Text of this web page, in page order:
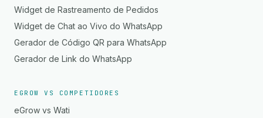
Widget de Rastreamento de Pedidos
Widget de Chat ao Vivo do WhatsApp
Gerador de Código QR para WhatsApp
Gerador de Link do WhatsApp
EGROW VS COMPETIDORES
eGrow vs Wati